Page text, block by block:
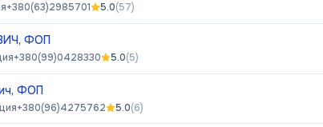
+380(63)2985701 5.0(57)
ФОП
+380(99)0428330 5.0(5)
ФОП
+380(96)4275762 5.0(6)